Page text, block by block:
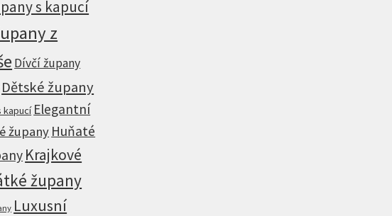
s kapucí
z
Dívčí župany
Dětské župany
kapucí Elegantní
župany Huňaté
Krajkové
župany
Luxusní